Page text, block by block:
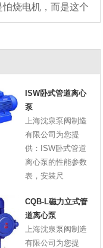
烧电机，而是这个
ISW卧式管道离心
泵
上海沈泉泵阀制造
有限公司为您提
供：ISW卧式管道
离心泵的性能参数
表，安装尺
CQB-L磁力立式管
道离心泵
上海沈泉泵阀制造
有限公司为您提